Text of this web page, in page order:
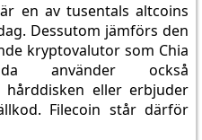
en av tusentals altcoins
Dessutom jämförs den
kryptovalutor som Chia
använder också
eller erbjuder
Filecoin står därför